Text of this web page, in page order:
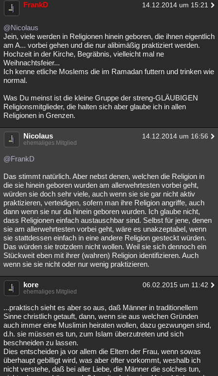
FrankD 14.12.2014 um 15:21
@Nicolaus
Jein, viele werden in Religionen hinein geboren, die ihnen eigentlich
am A... vorbei gehen und die nur alibimäßig praktiziert werden.
Hochzeit in der Kirche, Begräbnis, vielleicht mal ne
Weihnachtsfeier...
Ich kenne etliche Moslems die im Ramadan futtern und trinken wie
normal.
Was Du meinst ist die kleine Gruppe der streng-GLÄUBIGEN
Religionsmitglieder, die halten sich aber glaube ich in allen
Religionen in Grenzen.
Nicolaus 14.12.2014 um 16:56
ehemaliges Mitglied
@FrankD
Das stimmt natürlich. Aber nebst denen, welchen die Religion in
die sie hinein geboren wurden am allerwehrtesten vorbei geht,
würden sie doch sehr viele, auch wenn sie sie gar nicht aktiv
praktizieren, verteidigen, sofern man ihre Religion angriffe, auch
dann wenn sie nur da hinein geboren wurden. Ich glaube nicht,
dass Religionen einfach austauschbar sind. Selbst für jene, denen
sie am allerwehrtesten vorbei geht, wäre es unakzeptabel, wenn
sie stattdessen einfach in eine andere Religion gesteckt würden.
Das würden sie trotzdem nicht wollen. Weil sie sich dennoch ein
Stückweit eben mit ihrer (wahren) Religion identifizieren. Auch
wenn sie sie nicht oder nur wenig praktizieren.
kore 06.02.2015 um 11:42
ehemaliges Mitglied
...praktisch sieht es aber so aus, daß Männer in traditionellem
Sinne christlich getauft, dann, wenn sie aus welchen Gründen
auch immer eine Muslimin heiraten wollen, dazu gezwungen sind,
d.h. sie müssen es tun, zum Islam überzutreten und sich
beschneiden zu lassen.
Dies entscheiden ja vor allem die Eltern der Frau, wenn sowas
überhaupt gebilligt wird, was aber öfter vorkommt, weshalb ich
nicht verstehe, daß bei aller Liebe, die Männer die solches tun,